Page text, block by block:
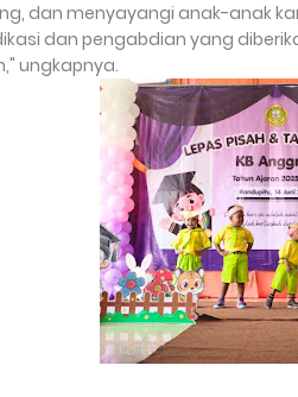
dan menyayangi anak-anak
dan pengabdian yang
ungkapnya.